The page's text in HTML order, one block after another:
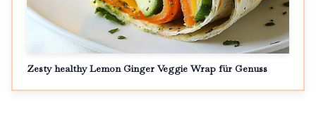
Zesty healthy Lemon Ginger Veggie Wrap für Genuss